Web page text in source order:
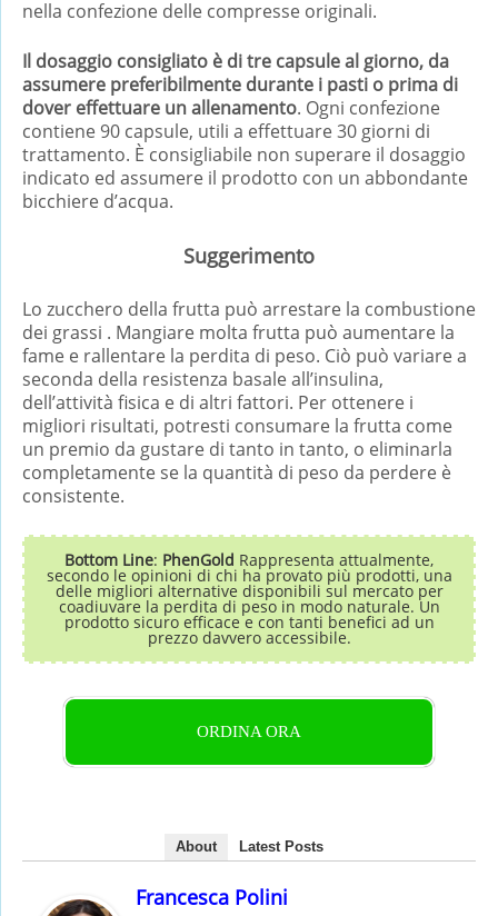
nella confezione delle compresse originali.
Il dosaggio consigliato è di tre capsule al giorno, da
assumere preferibilmente durante i pasti o prima di
dover effettuare un allenamento. Ogni confezione
contiene 90 capsule, utili a effettuare 30 giorni di
trattamento. È consigliabile non superare il dosaggio
indicato ed assumere il prodotto con un abbondante
bicchiere d’acqua.
Suggerimento
Lo zucchero della frutta può arrestare la combustione
dei grassi . Mangiare molta frutta può aumentare la
fame e rallentare la perdita di peso. Ciò può variare a
seconda della resistenza basale all’insulina,
dell’attività fisica e di altri fattori. Per ottenere i
migliori risultati, potresti consumare la frutta come
un premio da gustare di tanto in tanto, o eliminarla
completamente se la quantità di peso da perdere è
consistente.
Bottom Line: PhenGold Rappresenta attualmente,
secondo le opinioni di chi ha provato più prodotti, una
delle migliori alternative disponibili sul mercato per
coadiuvare la perdita di peso in modo naturale. Un
prodotto sicuro efficace e con tanti benefici ad un
prezzo davvero accessibile.
ORDINA ORA
About Latest Posts
Francesca Polini